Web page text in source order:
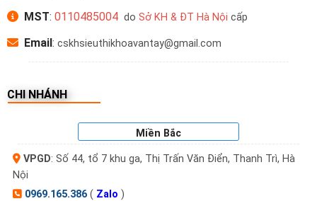
96A HT44, KP3, P. Hiệp Thành,
🌐Website:
Kt.trandinh@gmail.com
MST: 0110485004do Sở KH & ĐT Hà Nội cấp
Email: cskhsieuthikhoavantay@gmail.com
CHI NHÁNH
Miền Bắc
VPGD: Số 44, tổ 7 khu ga, Thị Trấn Văn Điển, Thanh Trì, Hà
Nội
0969.165.386( Zalo )